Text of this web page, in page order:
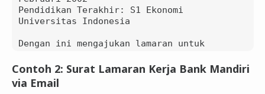
Pendidikan Terakhir: S1 Ekonomi
Universitas Indonesia
Dengan ini mengajukan lamaran untuk
Saya adalah lulusan baru dengan IPK 3,75
dan memiliki pengalaman magang di bidang
pelayanan nasabah. Saya mampu bekerja
Contoh 2: Surat Lamaran Kerja Bank Mandiri
via Email